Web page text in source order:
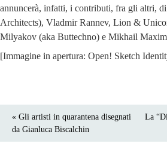
annuncerà, infatti, i contributi, fra gli altri,
Architects), Vladmir Rannev, Lion &
Milyakov (aka Buttechno) e Mikhail
[Immagine in apertura: Open! Sketch
« Gli artisti in quarantena disegnati
da Gianluca Biscalchin
La